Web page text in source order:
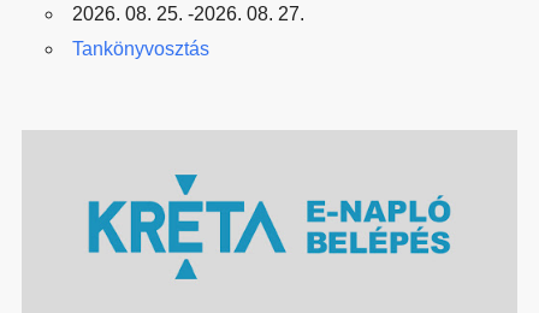
2026. 08. 25. -2026. 08. 27.
Tankönyvosztás